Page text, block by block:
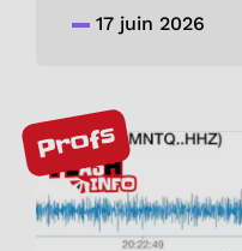
17 juin 2026
Profs